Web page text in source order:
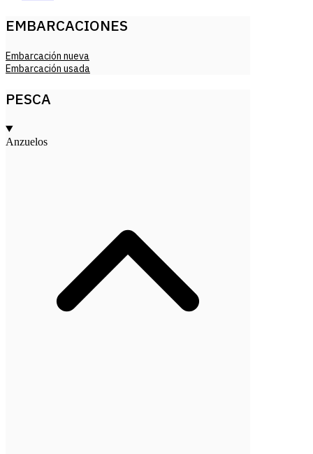
EMBARCACIONES
Embarcación nueva
Embarcación usada
PESCA
Anzuelos